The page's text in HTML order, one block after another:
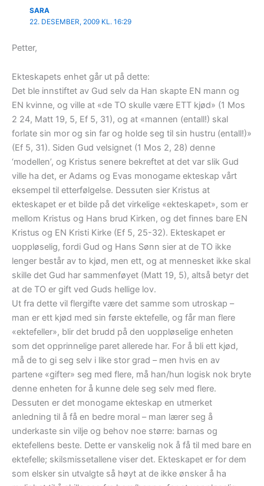
SARA
22. DESEMBER, 2009 KL. 16:29
Petter,
Ekteskapets enhet går ut på dette:
Det ble innstiftet av Gud selv da Han skapte EN mann og
EN kvinne, og ville at «de TO skulle være ETT kjød» (1 Mos
2 24, Matt 19, 5, Ef 5, 31), og at «mannen (entall!) skal
forlate sin mor og sin far og holde seg til sin hustru (entall!)»
(Ef 5, 31). Siden Gud velsignet (1 Mos 2, 28) denne
‘modellen’, og Kristus senere bekreftet at det var slik Gud
ville ha det, er Adams og Evas monogame ekteskap vårt
eksempel til etterfølgelse. Dessuten sier Kristus at
ekteskapet er et bilde på det virkelige «ekteskapet», som er
mellom Kristus og Hans brud Kirken, og det finnes bare EN
Kristus og EN Kristi Kirke (Ef 5, 25-32). Ekteskapet er
uoppløselig, fordi Gud og Hans Sønn sier at de TO ikke
lenger består av to kjød, men ett, og at mennesket ikke skal
skille det Gud har sammenføyet (Matt 19, 5), altså betyr det
at de TO er gift ved Guds hellige lov.
Ut fra dette vil flergifte være det samme som utroskap –
man er ett kjød med sin første ektefelle, og får man flere
«ektefeller», blir det brudd på den uoppløselige enheten
som det opprinnelige paret allerede har. For å bli ett kjød,
må de to gi seg selv i like stor grad – men hvis en av
partene «gifter» seg med flere, må han/hun logisk nok bryte
denne enheten for å kunne dele seg selv med flere.
Dessuten er det monogame ekteskap en utmerket
anledning til å få en bedre moral – man lærer seg å
underkaste sin vilje og behov noe større: barnas og
ektefellens beste. Dette er vanskelig nok å få til med bare en
ektefelle; skilsmissetallene viser det. Ekteskapet er for dem
som elsker sin utvalgte så høyt at de ikke ønsker å ha